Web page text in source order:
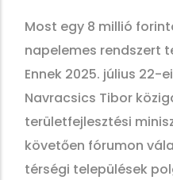
Most egy 8 millió
napelemes rendszert
Ennek 2025. július 22-
Navracsics Tibor
területfejlesztési
követően fórumon
térségi települések